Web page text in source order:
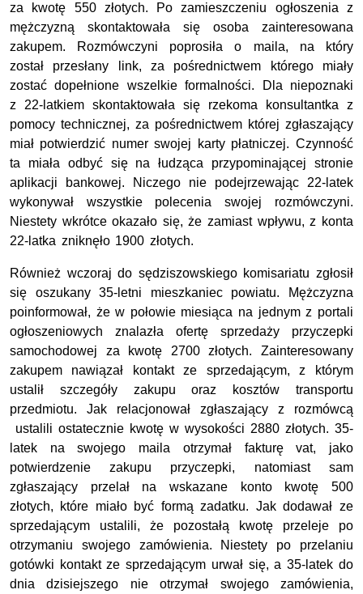
za kwotę 550 złotych. Po zamieszczeniu ogłoszenia z
mężczyzną skontaktowała się osoba zainteresowana
zakupem. Rozmówczyni poprosiła o maila, na który
został przesłany link, za pośrednictwem którego miały
zostać dopełnione wszelkie formalności. Dla niepoznaki
z 22-latkiem skontaktowała się rzekoma konsultantka z
pomocy technicznej, za pośrednictwem której zgłaszający
miał potwierdzić numer swojej karty płatniczej. Czynność
ta miała odbyć się na łudząca przypominającej stronie
aplikacji bankowej. Niczego nie podejrzewając 22-latek
wykonywał wszystkie polecenia swojej rozmówczyni.
Niestety wkrótce okazało się, że zamiast wpływu, z konta
22-latka zniknęło 1900 złotych.
Również wczoraj do sędziszowskiego komisariatu zgłosił
się oszukany 35-letni mieszkaniec powiatu. Mężczyzna
poinformował, że w połowie miesiąca na jednym z portali
ogłoszeniowych znalazła ofertę sprzedaży przyczepki
samochodowej za kwotę 2700 złotych. Zainteresowany
zakupem nawiązał kontakt ze sprzedającym, z którym
ustalił szczegóły zakupu oraz kosztów transportu
przedmiotu. Jak relacjonował zgłaszający z rozmówcą
ustalili ostatecznie kwotę w wysokości 2880 złotych. 35-
latek na swojego maila otrzymał fakturę vat, jako
potwierdzenie zakupu przyczepki, natomiast sam
zgłaszający przelał na wskazane konto kwotę 500
złotych, które miało być formą zadatku. Jak dodawał ze
sprzedającym ustalili, że pozostałą kwotę przeleje po
otrzymaniu swojego zamówienia. Niestety po przelaniu
gotówki kontakt ze sprzedającym urwał się, a 35-latek do
dnia dzisiejszego nie otrzymał swojego zamówienia,